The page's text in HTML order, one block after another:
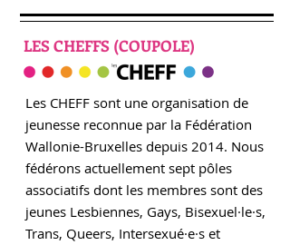
LES CHEFFS (COUPOLE)
Les CHEFF sont une organisation de
jeunesse reconnue par la Fédération
Wallonie-Bruxelles depuis 2014. Nous
fédérons actuellement sept pôles
associatifs dont les membres sont des
jeunes Lesbiennes, Gays, Bisexuel·le·s,
Trans, Queers, Intersexué·e·s et